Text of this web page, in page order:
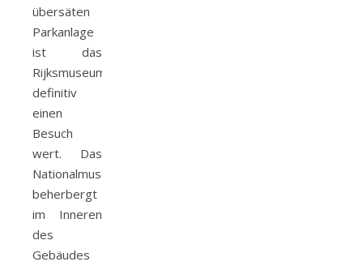
übersäten
Parkanlage
ist das
Rijksmuseum
definitiv
einen
Besuch
wert. Das
Nationalmuseum
beherbergt
im Inneren
des
Gebäudes